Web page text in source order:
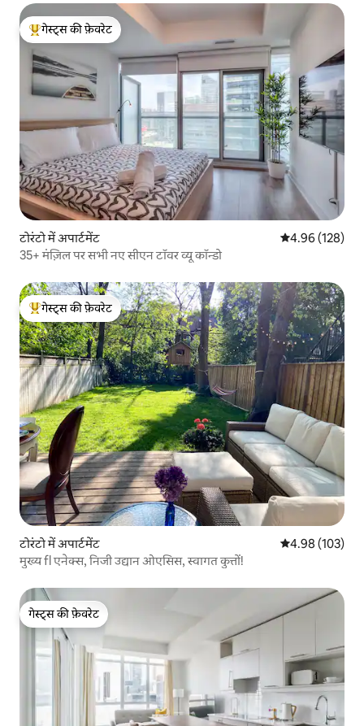
गेस्ट्स का टॉप फ़ेवरेट
गेस्ट्स की फ़ेवरेट
टोरंटो में अपार्टमेंट औसत रेटिंग 5 में से
4.96 (128)
35+ मंज़िल पर सभी नए सीएन टॉवर व्यू कॉन्डो
गेस्ट्स का टॉप फ़ेवरेट
गेस्ट्स की फ़ेवरेट
टोरंटो में अपार्टमेंट औसत रेटिंग 5 में से
4.98 (103)
मुख्य fl एनेक्स, निजी उद्यान ओएसिस, स्वागत कुत्तों!
गेस्ट्स की फ़ेवरेट
गेस्ट्स की फ़ेवरेट